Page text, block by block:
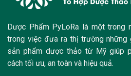
Dược Phẩm PyLoRa là một trong
trong việc đưa ra thị trường
sản phẩm dược thảo từ Mỹ giúp
cách tối ưu, an toàn và hiệu quả.